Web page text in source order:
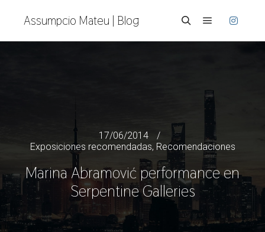
Assumpcio Mateu | Blog
17/06/2014
Exposiciones recomendadas, Recomendaciones
Marina Abramović performance en
Serpentine Galleries